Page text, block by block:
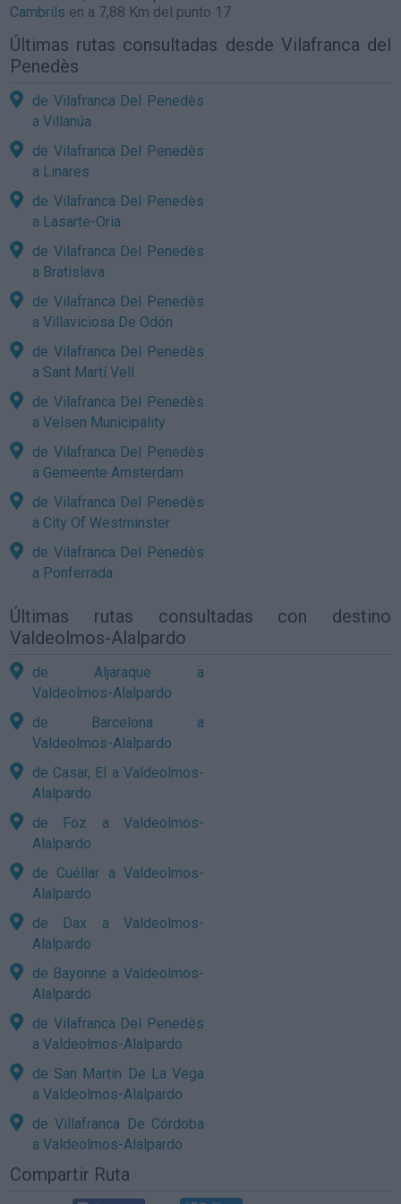
Cambrils en a 7,88 Km del punto 17
Últimas rutas consultadas desde Vilafranca del
Penedès
de Vilafranca Del Penedès
a Villanúa
de Vilafranca Del Penedès
a Linares
de Vilafranca Del Penedès
a Lasarte-Oria
de Vilafranca Del Penedès
a Bratislava
de Vilafranca Del Penedès
a Villaviciosa De Odón
de Vilafranca Del Penedès
a Sant Martí Vell
de Vilafranca Del Penedès
a Velsen Municipality
de Vilafranca Del Penedès
a Gemeente Amsterdam
de Vilafranca Del Penedès
a City Of Westminster
de Vilafranca Del Penedès
a Ponferrada
Últimas rutas consultadas con destino
Valdeolmos-Alalpardo
de Aljaraque a
Valdeolmos-Alalpardo
de Barcelona a
Valdeolmos-Alalpardo
de Casar, El a Valdeolmos-
Alalpardo
de Foz a Valdeolmos-
Alalpardo
de Cuéllar a Valdeolmos-
Alalpardo
de Dax a Valdeolmos-
Alalpardo
de Bayonne a Valdeolmos-
Alalpardo
de Vilafranca Del Penedès
a Valdeolmos-Alalpardo
de San Martín De La Vega
a Valdeolmos-Alalpardo
de Villafranca De Córdoba
a Valdeolmos-Alalpardo
Compartir Ruta